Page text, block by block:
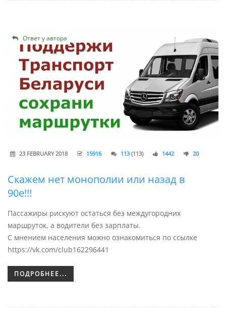
Ответ у автора
23 FEBRUARY 2018 15916 113 (113) 1442 20
Cкажем нет монополии или назад в
90е!!!
Пассажиры рискуют остаться без междугородних
маршруток, а водители без зарплаты.
С мнением населения можно ознакомиться по ссылке
https://vk.com/club162296441
ПОДРОБНЕЕ...